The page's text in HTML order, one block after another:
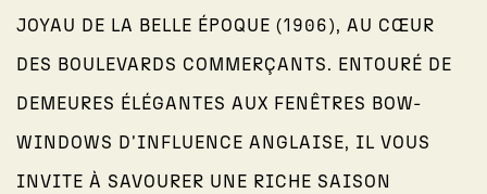
JOYAU DE LA BELLE ÉPOQUE (1906), AU CŒUR
DES BOULEVARDS COMMERÇANTS. ENTOURÉ DE
DEMEURES ÉLÉGANTES AUX FENÊTRES BOW-
WINDOWS D'INFLUENCE ANGLAISE, IL VOUS
INVITE À SAVOURER UNE RICHE SAISON